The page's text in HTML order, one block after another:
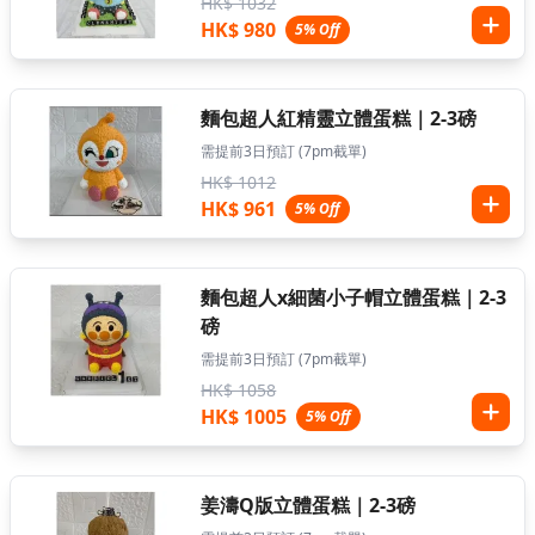
HK$ 980 5% Off
麵包超人紅精靈立體蛋糕｜2-3磅
需提前3日預訂 (7pm截單)
HK$ 1012
HK$ 961 5% Off
麵包超人x細菌小子帽立體蛋糕｜2-3
磅
需提前3日預訂 (7pm截單)
HK$ 1058
HK$ 1005 5% Off
姜濤Q版立體蛋糕｜2-3磅